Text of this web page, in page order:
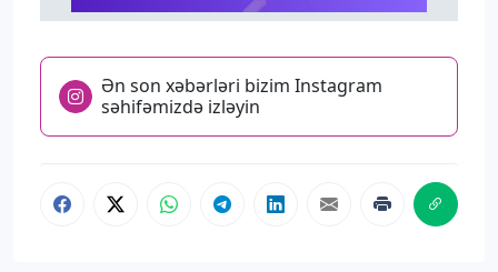
Ən son xəbərləri bizim Instagram
səhifəmizdə izləyin